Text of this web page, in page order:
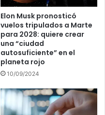
Elon Musk pronosticó
vuelos tripulados a Marte
para 2028: quiere crear
una “ciudad
autosuficiente” en el
planeta rojo
10/09/2024